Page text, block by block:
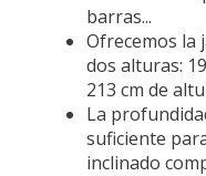
barras...
Ofrecemos la
dos alturas:
213 cm de
La
suficiente
inclinado